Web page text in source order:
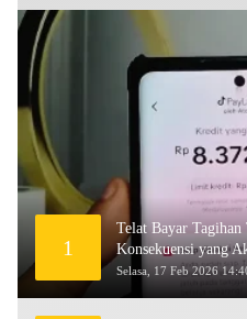
1
Telat Bayar
Konsekuensi yang
Selasa, 17 Feb 2026